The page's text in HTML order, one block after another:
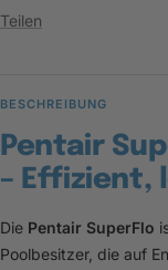
Teilen
BESCHREIBUNG
Pentair
– Effizient,
Die Pentair SuperFlo
Poolbesitzer, die auf